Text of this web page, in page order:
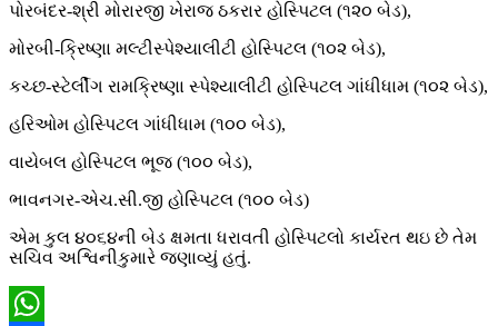
પોરબંદર-શ્રી મોરારજી ખેરાજ ઠકરાર હોસ્પિટલ (૧૨૦ બેડ),
મોરબી-ક્રિષ્ણા મલ્ટીસ્પેશ્યાલીટી હોસ્પિટલ (૧૦૨ બેડ),
કચ્છ-સ્ટેર્લીંગ રામક્રિષ્ણા સ્પેશ્યાલીટી હોસ્પિટલ ગાંધીધામ (૧૦૨ બેડ),
હરિઓમ હોસ્પિટલ ગાંધીધામ (૧૦૦ બેડ),
વાયેબલ હોસ્પિટલ ભૂજ (૧૦૦ બેડ),
ભાવનગર-એચ.સી.જી હોસ્પિટલ (૧૦૦ બેડ)
એમ કુલ ૪૦૬૪ની બેડ ક્ષમતા ધરાવતી હોસ્પિટલો કાર્યરત થઇ છે તેમ
સચિવ અશ્વિનીકુમારે જણાવ્યું હતું.